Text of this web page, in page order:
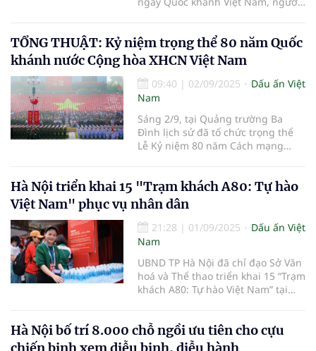
TỔNG THUẬT: Kỷ niệm trọng thể 80 năm Quốc
khánh nước Cộng hòa XHCN Việt Nam
09:40 | 02/09/2025
Dấu ấn Việt
Nam
Sáng 2/9, tại Quảng trường Ba
Đình lịch sử đã tổ chức trọng thể
Lễ Kỷ niệm 80 năm Cách mạng
nghĩa Việt Nam.
Hà Nội triển khai 15 "Trạm khách A80: Tự hào
Việt Nam" phục vụ nhân dân
21:28 | 01/09/2025
Dấu ấn Việt
Nam
UBND TP Hà Nội đã chỉ đạo Sở Văn
hoá và Thể thao triển khai 15 “Trạm
khách A80: Tự hào Việt Nam” tại
Hà Nội bố trí 8.000 chỗ ngồi ưu tiên cho cựu